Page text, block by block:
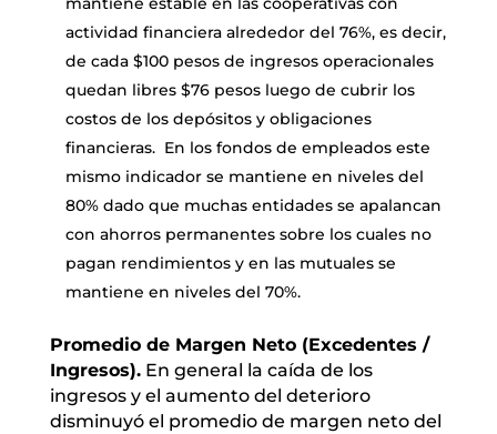
actividad financiera alrededor del 76%, es decir,
de cada $100 pesos de ingresos operacionales
quedan libres $76 pesos luego de cubrir los
costos de los depósitos y obligaciones
financieras. En los fondos de empleados este
mismo indicador se mantiene en niveles del
80% dado que muchas entidades se apalancan
con ahorros permanentes sobre los cuales no
pagan rendimientos y en las mutuales se
mantiene en niveles del 70%.
Promedio de Margen Neto (Excedentes /
Ingresos).En general la caída de los
ingresos y el aumento del deterioro
disminuyó el promedio de margen neto del